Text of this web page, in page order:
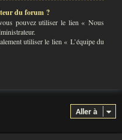
du forum ?
pouvez utiliser le lien « Nous
utiliser le lien « L’équipe du
Aller à